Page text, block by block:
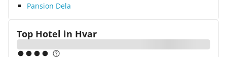
Pansion Dela
Top Hotel in Hvar